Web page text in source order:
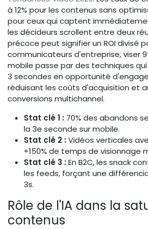
à 12% pour les contenus sans
pour ceux qui captent
les décideurs scrollent entre deux
précoce peut signifier un ROI divisé
communicateurs d'entreprise, viser
mobile passe par des techniques
3 secondes en opportunité
réduisant les coûts d'acquisition et
conversions multichannel.
Stat clé 1 : 70% des abandons
la 3e seconde sur mobile.
Stat clé 2 :Vidéos verticales
+150% de temps de visionnage
Stat clé 3 :En B2C, les snack
les feeds, forçant une
3s.
Rôle de l'IA dans la
contenus